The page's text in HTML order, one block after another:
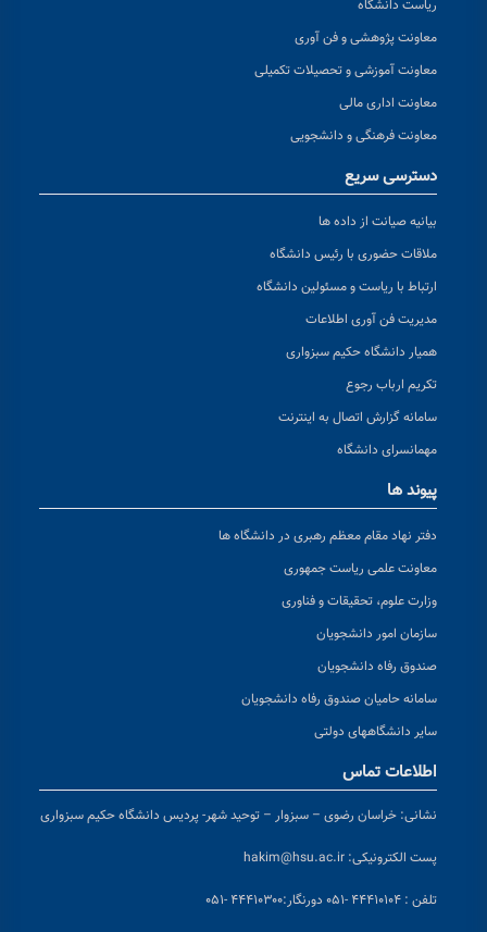
ریاست دانشگاه
معاونت پژوهشی و فن آوری
معاونت آموزشی و تحصیلات تکمیلی
معاونت اداری مالی
معاونت فرهنگی و دانشجویی
دسترسی سریع
بیانیه صیانت از داده ها
ملاقات حضوری با رئیس دانشگاه
ارتباط با ریاست و مسئولین دانشگاه
مدیریت فن آوری اطلاعات
همیار دانشگاه حکیم سبزواری
تکریم ارباب رجوع
سامانه گزارش اتصال به اینترنت
مهمانسرای دانشگاه
پیوند ها
دفتر نهاد مقام معظم رهبری در دانشگاه ها
معاونت علمی ریاست جمهوری
وزارت علوم، تحقیقات و فناوری
سازمان امور دانشجویان
صندوق رفاه دانشجویان
سامانه حامیان صندوق رفاه دانشجویان
سایر دانشگاههای دولتی
اطلاعات تماس
نشانی: خراسان رضوی – سبزوار – توحید شهر- پردیس دانشگاه حکیم سبزواری
پست الکترونیکی: hakim@hsu.ac.ir
تلفن : ۴۴۴۱۰۱۰۴ -۰۵۱ دورنگار:۴۴۴۱۰۳۰۰ -۰۵۱